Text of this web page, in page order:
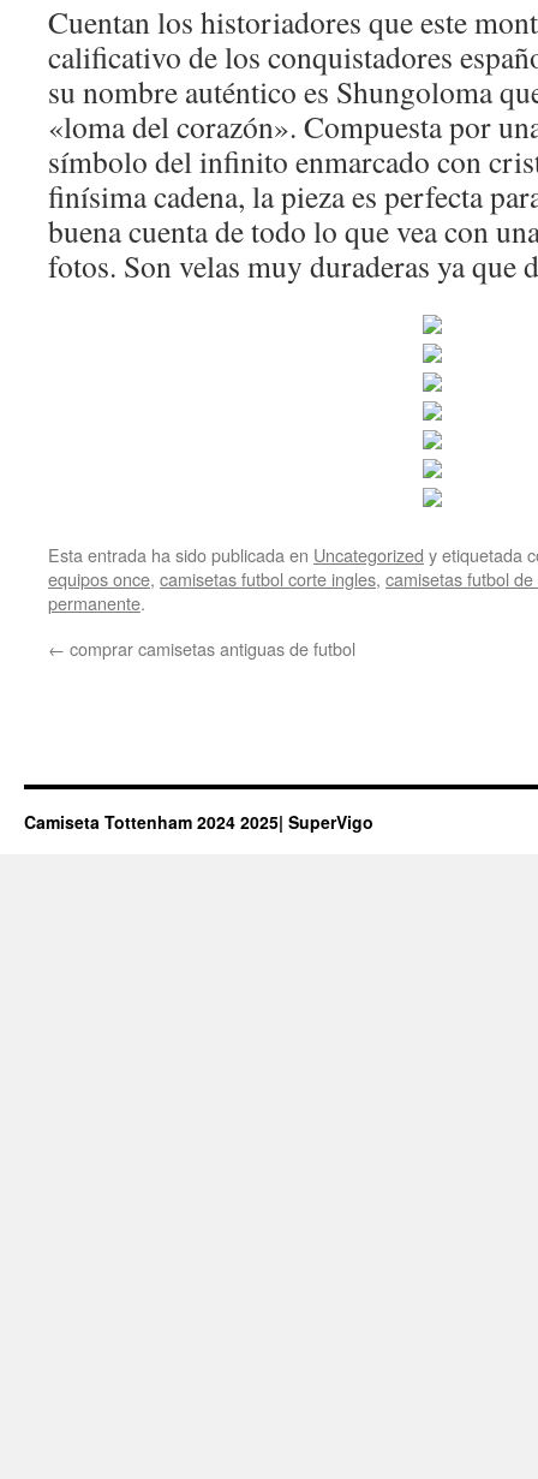
Cuentan los historiadores que este
calificativo de los conquistadores
su nombre auténtico es Shungoloma
«loma del corazón». Compuesta por
símbolo del infinito enmarcado con
finísima cadena, la pieza es perfecta
buena cuenta de todo lo que vea con
fotos. Son velas muy duraderas ya que
Esta entrada ha sido publicada en Uncategorized y etiquetada
equipos once, camisetas futbol corte ingles, camisetas futbol
permanente.
← comprar camisetas antiguas de futbol
Camiseta Tottenham 2024 2025| SuperVigo